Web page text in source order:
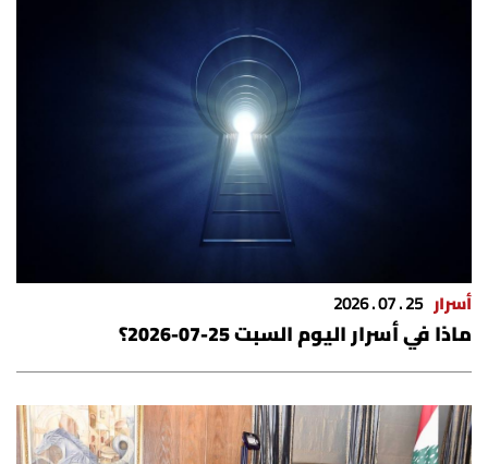
أسرار 25 . 07 . 2026
ماذا في أسرار اليوم السبت 25-07-2026؟